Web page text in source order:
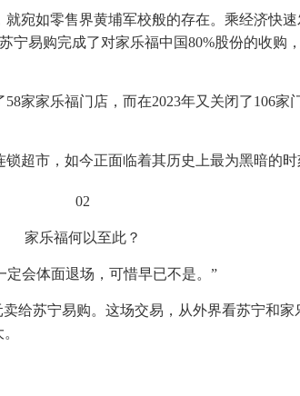
宛如零售界黄埔军校般的存在。乘经济快
宁易购完成了对家乐福中国80%股份的收购
家家乐福门店，而在2023年又关闭了106家
超市，如今正面临着其历史上最为黑暗的时
02
家乐福何以至此？
定会体面退场，可惜早已不是。”
给苏宁易购。这场交易，从外界看苏宁和